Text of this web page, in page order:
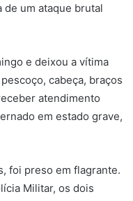
de um ataque brutal
e deixou a vítima
cabeça, braços
atendimento
em estado grave,
foi preso em flagrante.
Militar, os dois